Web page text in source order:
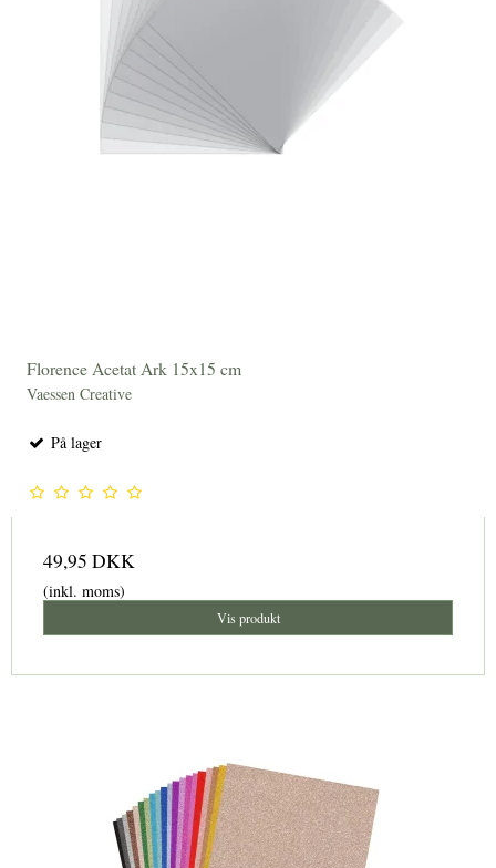
Florence Acetat Ark 15x15 cm
Vaessen Creative
På lager
49,95 DKK
(inkl. moms)
Vis produkt